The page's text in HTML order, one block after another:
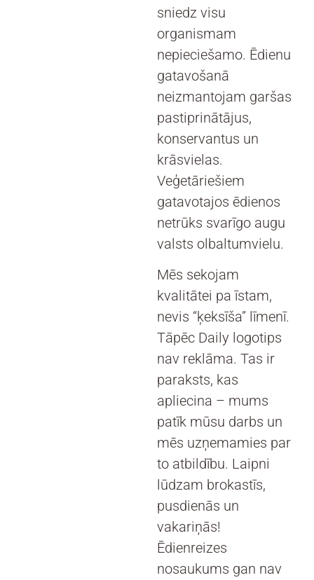
sniedz visu
organismam
nepieciešamo. Ēdienu
gatavošanā
neizmantojam garšas
pastiprinātājus,
konservantus un
krāsvielas.
Veģetāriešiem
gatavotajos ēdienos
netrūks svarīgo augu
valsts olbaltumvielu.
Mēs sekojam
kvalitātei pa īstam,
nevis “ķeksīša” līmenī.
Tāpēc Daily logotips
nav reklāma. Tas ir
paraksts, kas
apliecina – mums
patīk mūsu darbs un
mēs uzņemamies par
to atbildību. Laipni
lūdzam brokastīs,
pusdienās un
vakariņās!
Ēdienreizes
nosaukums gan nav